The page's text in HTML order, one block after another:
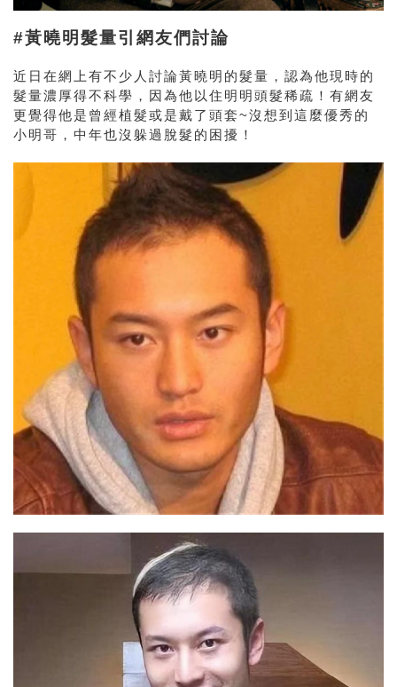
#黃曉明髮量引網友們討論
近日在網上有不少人討論黃曉明的髮量，認為他現時的
髮量濃厚得不科學，因為他以住明明頭髮稀疏！有網友
更覺得他是曾經植髮或是戴了頭套~沒想到這麼優秀的
小明哥，中年也沒躲過脫髮的困擾！